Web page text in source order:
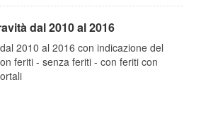
dal 2010 al 2016
2010 al 2016 con indicazione del
feriti - senza feriti - con feriti con